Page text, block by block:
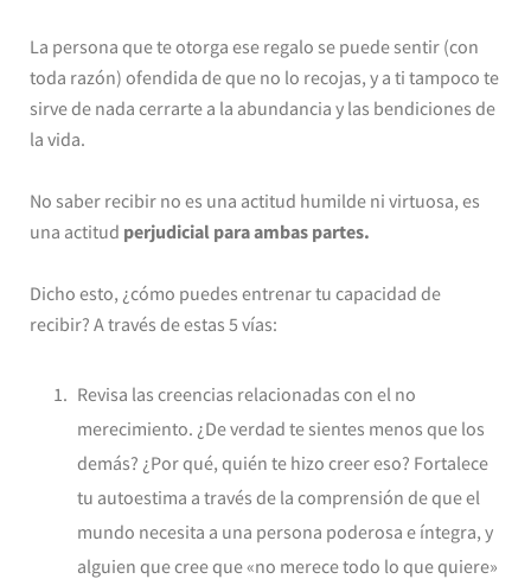
La persona que te otorga ese regalo se puede sentir (con
toda razón) ofendida de que no lo recojas, y a ti tampoco te
sirve de nada cerrarte a la abundancia y las bendiciones de
la vida.
No saber recibir no es una actitud humilde ni virtuosa, es
una actitud perjudicial para ambas partes.
Dicho esto, ¿cómo puedes entrenar tu capacidad de
recibir? A través de estas 5 vías:
Revisa las creencias relacionadas con el no
merecimiento. ¿De verdad te sientes menos que los
demás? ¿Por qué, quién te hizo creer eso? Fortalece
tu autoestima a través de la comprensión de que el
mundo necesita a una persona poderosa e íntegra, y
alguien que cree que «no merece todo lo que quiere»